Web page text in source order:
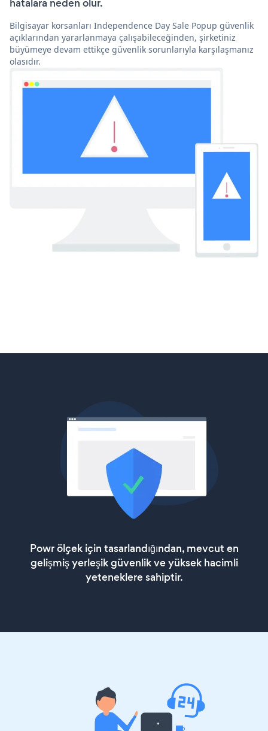
hatalara neden olur.
Bilgisayar korsanları Independence Day Sale Popup güvenlik
açıklarından yararlanmaya çalışabileceğinden, şirketiniz
büyümeye devam ettikçe güvenlik sorunlarıyla karşılaşmanız
olasıdır.
Powr ölçek için tasarlandığından, mevcut en
gelişmiş yerleşik güvenlik ve yüksek hacimli
yeteneklere sahiptir.